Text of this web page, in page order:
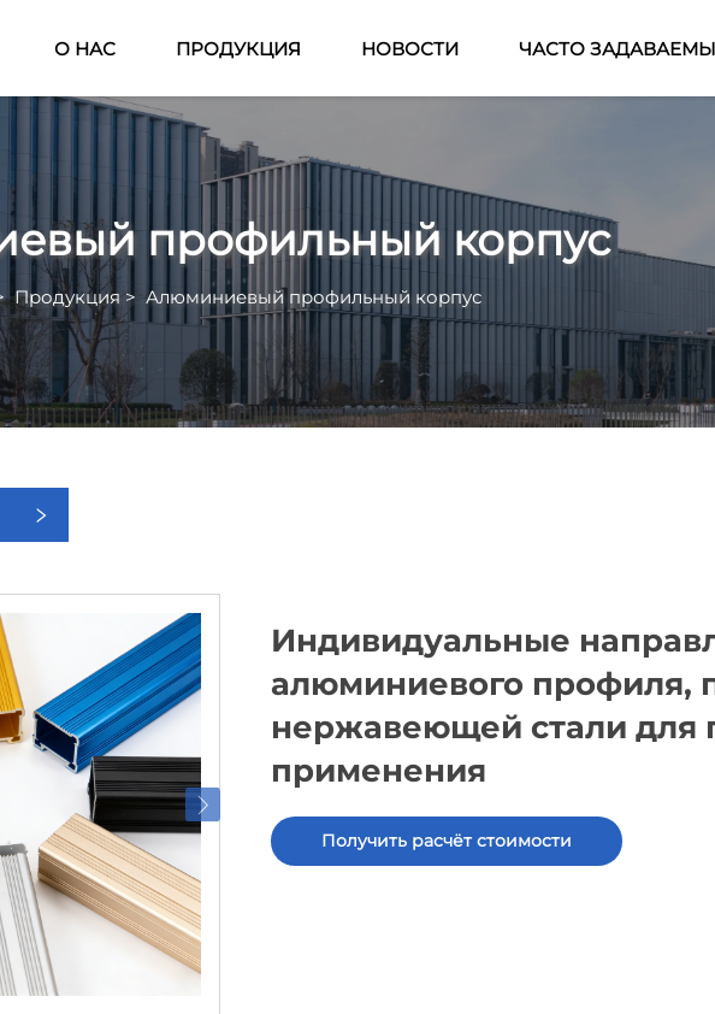
О НАС ПРОДУКЦИЯ НОВОСТИ ЧАСТО
профильный корпус
Продукция > Алюминиевый профильный корпус
Индивидуальные
алюминиевого профиля,
нержавеющей стали для
применения
Получить расчёт стоимости